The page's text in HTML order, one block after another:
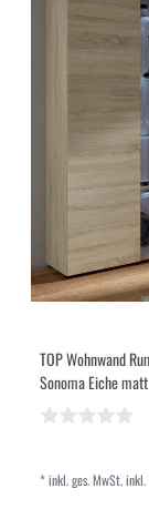
TOP Wohnwand
Sonoma Eiche matt
*inkl. ges. MwSt.inkl.